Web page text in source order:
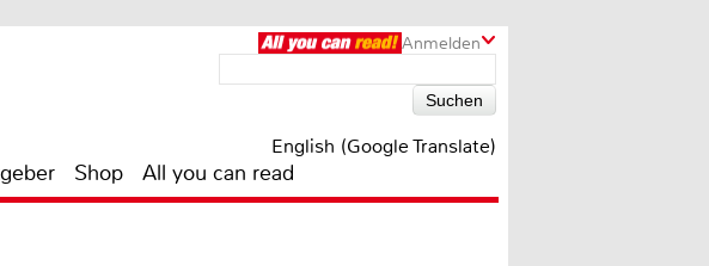
Anmelden
English (Google Translate)
Shop All you can read